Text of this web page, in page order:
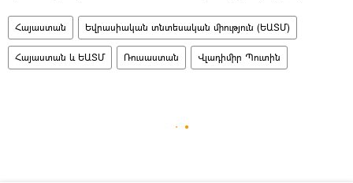
Հայաստան Եվրասիական տնտեսական միություն (ԵԱՏՄ)
Հայաստան և ԵԱՏՄ Ռուսաստան Վլադիմիր Պուտին